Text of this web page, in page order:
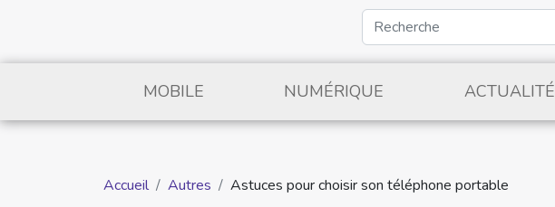
MOBILE NUMÉRIQUE ACTUALITÉ
Accueil Autres Astuces pour choisir son téléphone portable